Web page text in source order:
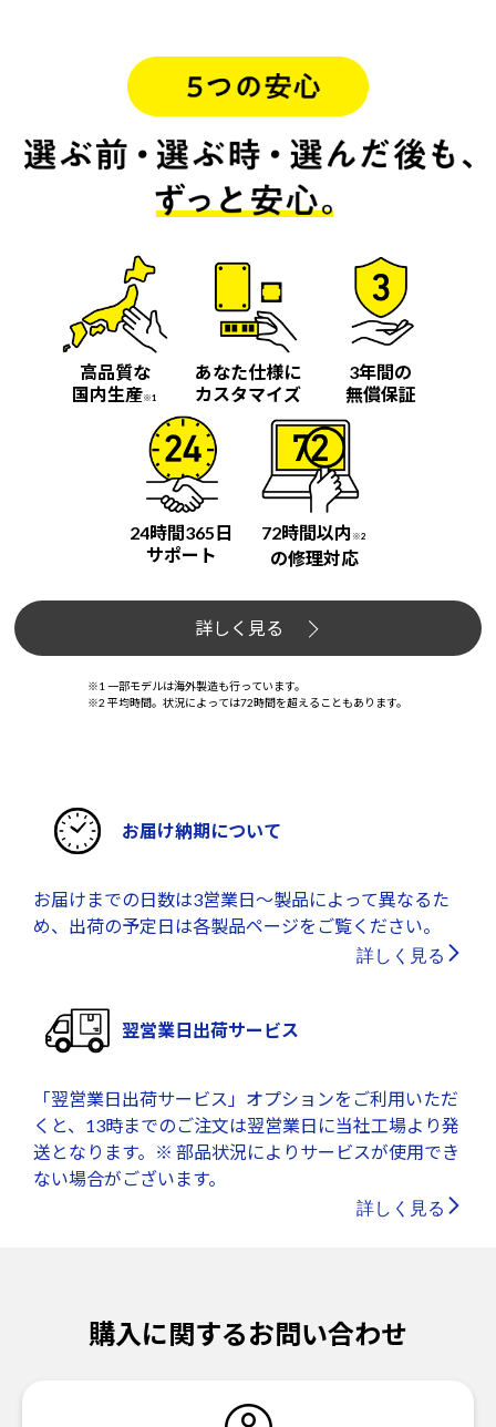
高品質な
国内生産※1
あなた仕様に
カスタマイズ
3年間の
無償保証
24時間365日
サポート
72時間以内 ※2
の修理対応
詳しく見る
※1 一部モデルは海外製造も行っています。
※2 平均時間。状況によっては72時間を超えることもあります。
お届け納期について
お届けまでの日数は3営業日～製品によって異なるた
め、出荷の予定日は各製品ページをご覧ください。
詳しく見る
翌営業日出荷サービス
「翌営業日出荷サービス」オプションをご利用いただ
くと、13時までのご注文は翌営業日に当社工場より発
送となります。※ 部品状況によりサービスが使用でき
ない場合がございます。
詳しく見る
購入に関するお問い合わせ